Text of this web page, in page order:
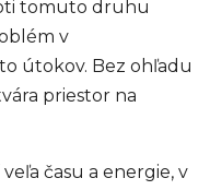
tomuto druhu
v
útokov. Bez ohľadu
priestor na
času a energie, v